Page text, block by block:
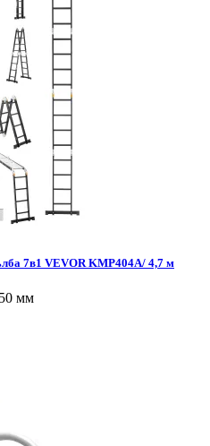
7в1 VEVOR KMP404A/ 4,7 м
мм